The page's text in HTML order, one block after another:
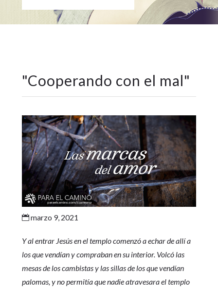
"Cooperando con el mal"
marzo 9, 2021
Y al entrar Jesús en el templo comenzó a echar de allí a
los que vendían y compraban en su interior. Volcó las
mesas de los cambistas y las sillas de los que vendían
palomas, y no permitía que nadie atravesara el templo